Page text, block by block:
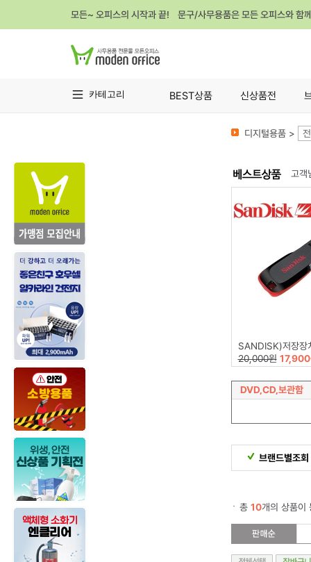
모든~ 오피스의 시작과 끝! 문구/사무용품은 모든 오피스와 함
카테고리 BEST상품 신상품전
디지털용품 >
고객
SANDISK)저장장치
20,000원 17,900
DVD,CD,보관함
브랜드별조회
총 10개의 상품이